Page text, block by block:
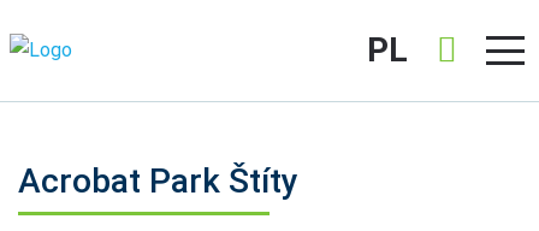
PL
Acrobat Park Štíty